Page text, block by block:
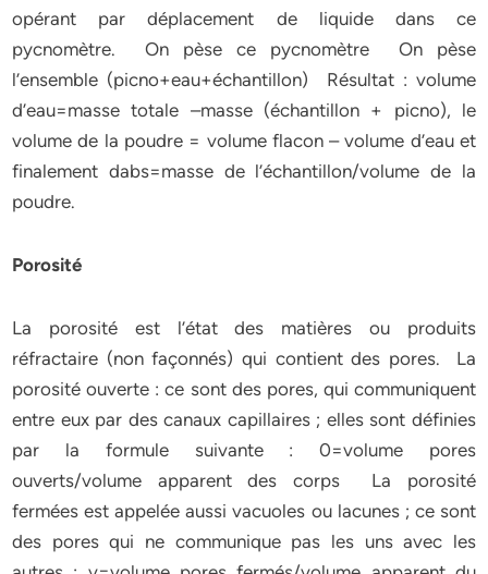
opérant par déplacement de liquide dans ce
pycnomètre. On pèse ce pycnomètre On pèse
l’ensemble (picno+eau+échantillon) Résultat : volume
d’eau=masse totale –masse (échantillon + picno), le
volume de la poudre = volume flacon – volume d’eau et
finalement dabs=masse de l’échantillon/volume de la
poudre.
Porosité
La porosité est l’état des matières ou produits
réfractaire (non façonnés) qui contient des pores. La
porosité ouverte : ce sont des pores, qui communiquent
entre eux par des canaux capillaires ; elles sont définies
par la formule suivante : 0=volume pores
ouverts/volume apparent des corps La porosité
fermées est appelée aussi vacuoles ou lacunes ; ce sont
des pores qui ne communique pas les uns avec les